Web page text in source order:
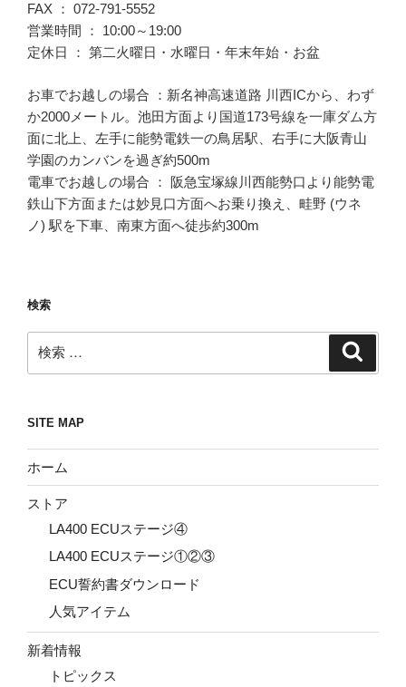
FAX ： 072-791-5552
営業時間 ： 10:00～19:00
定休日 ： 第二火曜日・水曜日・年末年始・お盆
お車でお越しの場合 ：新名神高速道路 川西ICから、わず
か2000メートル。池田方面より国道173号線を一庫ダム方
面に北上、左手に能勢電鉄一の鳥居駅、右手に大阪青山
学園のカンバンを過ぎ約500m
電車でお越しの場合 ： 阪急宝塚線川西能勢口より能勢電
鉄山下方面または妙見口方面へお乗り換え、畦野 (ウネ
ノ) 駅を下車、南東方面へ徒歩約300m
検索
索:
SITE MAP
ホーム
ストア
LA400 ECUステージ④
LA400 ECUステージ①②③
ECU誓約書ダウンロード
人気アイテム
新着情報
トピックス